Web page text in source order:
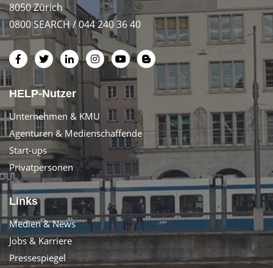
8050 Zürich
0800 SEARCH / 044 240 36 40
HELP-Nutzer
Unternehmen & KMU
Agenturen & Medienschaffende
Start-ups
Privatpersonen
Links
Medien & News
Jobs & Karriere
Pressespiegel